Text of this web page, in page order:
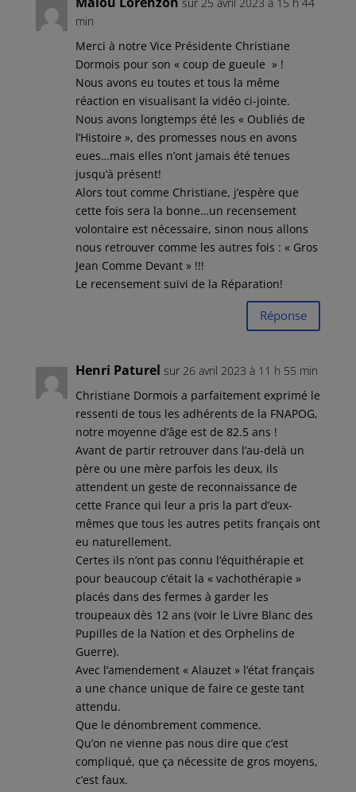
min
Merci à notre Vice Présidente Christiane
Dormois pour son « coup de gueule » !
Nous avons eu toutes et tous la même
réaction en visualisant la vidéo ci-jointe.
Nous avons longtemps été les « Oubliés de
l’Histoire », des promesses nous en avons
eues…mais elles n’ont jamais été tenues
jusqu’à présent!
Alors tout comme Christiane, j’espère que
cette fois sera la bonne…un recensement
volontaire est nécessaire, sinon nous allons
nous retrouver comme les autres fois : « Gros
Jean Comme Devant » !!!
Le recensement suivi de la Réparation!
Réponse
Henri Paturel sur 26 avril 2023 à 11 h 55 min
Christiane Dormois a parfaitement exprimé le
ressenti de tous les adhérents de la FNAPOG,
notre moyenne d’âge est de 82.5 ans !
Avant de partir retrouver dans l’au-delà un
père ou une mère parfois les deux, ils
attendent un geste de reconnaissance de
cette France qui leur a pris la part d’eux-
mêmes que tous les autres petits français ont
eu naturellement.
Certes ils n’ont pas connu l’équithérapie et
pour beaucoup c’était la « vachothérapie »
placés dans des fermes à garder les
troupeaux dès 12 ans (voir le Livre Blanc des
Pupilles de la Nation et des Orphelins de
Guerre).
Avec l’amendement « Alauzet » l’état français
a une chance unique de faire ce geste tant
attendu.
Que le dénombrement commence.
Qu’on ne vienne pas nous dire que c’est
compliqué, que ça nécessite de gros moyens,
c’est faux.